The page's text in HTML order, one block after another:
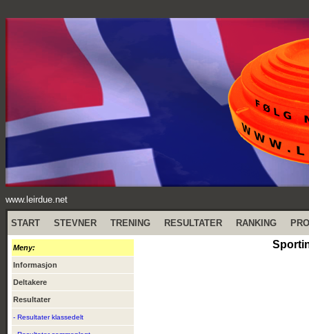
www.leirdue.net
START STEVNER TRENING RESULTATER RANKING
Meny:
Informasjon
Deltakere
Resultater
- Resultater klassedelt